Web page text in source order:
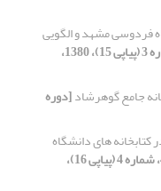
فردوسی مشهد و الگویی
[دوره 4، شماره 3 (پیاپی 15)، 1380،
جامع گوهرشاد[دوره
های دانشگاه
[دوره 4، شماره 4 (پیاپی 16)،